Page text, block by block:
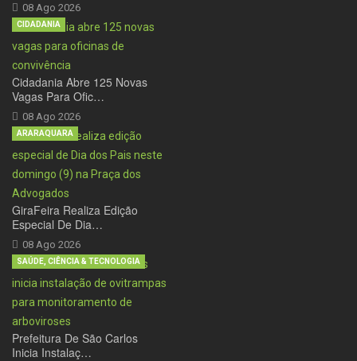
08 Ago 2026
Cidadania Abre 125 Novas
Vagas Para Ofic…
08 Ago 2026
CIDADANIA
GiraFeira Realiza Edição
Especial De Dia…
08 Ago 2026
ARARAQUARA
Prefeitura De São Carlos
Inicia Instalaç…
SAÚDE, CIÊNCIA & TECNOLOGIA